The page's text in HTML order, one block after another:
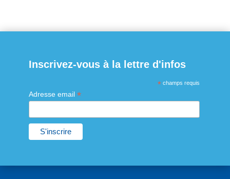
Inscrivez-vous à la lettre d'infos
* champs requis
Adresse email *